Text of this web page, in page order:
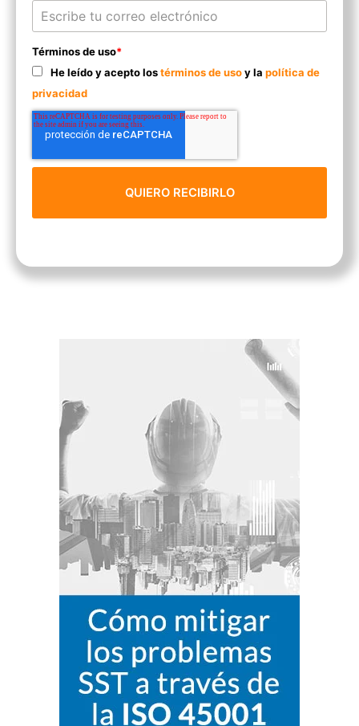
Términos de uso*
He leído y acepto lostérminos de usoy la política de
privacidad